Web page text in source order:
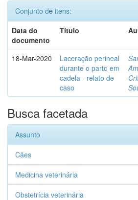
Conjunto de itens:
Data do
documento
Título
18-Mar-2020
Laceração perineal
durante o parto em
cadela - relato de
caso
Busca facetada
Assunto
Cães
Medicina veterinária
Obstetrícia veterinária